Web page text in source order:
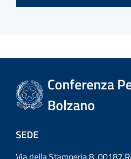
Conferenza
Bolzano
SEDE